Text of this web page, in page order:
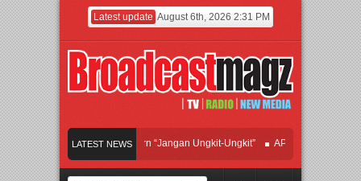
Latest update August 6th, 2026 2:31 PM
LATEST NEWS
Hadirkan Hipdut Modern “Jangan Ungkit-Ungkit” APMF 2026 Dorong
Perpaduan Warisan Dan Semangat Lokal, BIRKENSTOCK INDONESIA